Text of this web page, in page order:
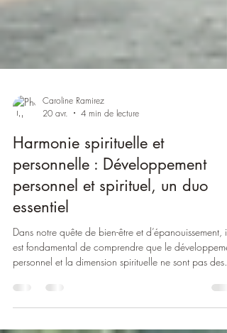
Caroline Ramirez
4 min de lecture
Harmonie spirituelle et
personnelle : Développement
personnel et spirituel, un duo
essentiel
Dans notre quête de bien-être et d’épanouissement, il
est fondamental de comprendre que le